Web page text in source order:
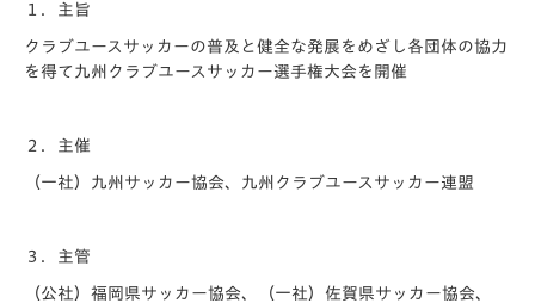
１．主旨
クラブユースサッカーの普及と健全な発展をめざし各団体の協力
を得て九州クラブユースサッカー選手権大会を開催
２．主催
（一社）九州サッカー協会、九州クラブユースサッカー連盟
３．主管
（公社）福岡県サッカー協会、（一社）佐賀県サッカー協会、